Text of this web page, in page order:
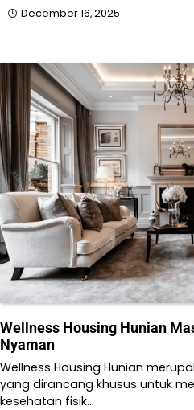
December 16, 2025
Wellness Housing Hunian
Nyaman
Wellness Housing Hunian
yang dirancang khusus untuk
kesehatan fisik…